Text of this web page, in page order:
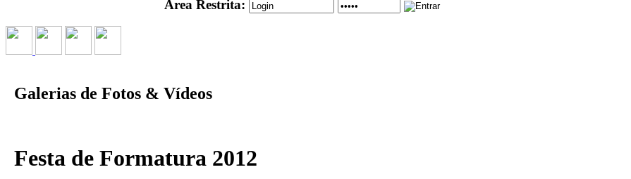
Área Restrita:
Galerias de Fotos & Vídeos
Festa de Formatura 2012